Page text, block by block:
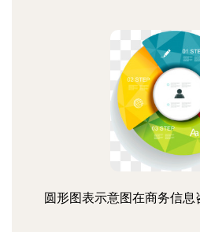
圆形图表示意图在商务信